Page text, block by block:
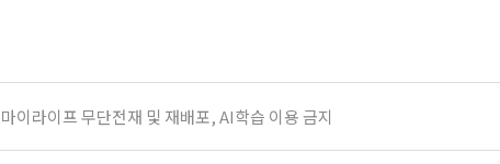
이라이프 무단전재 및 재배포, AI학습 이용 금지